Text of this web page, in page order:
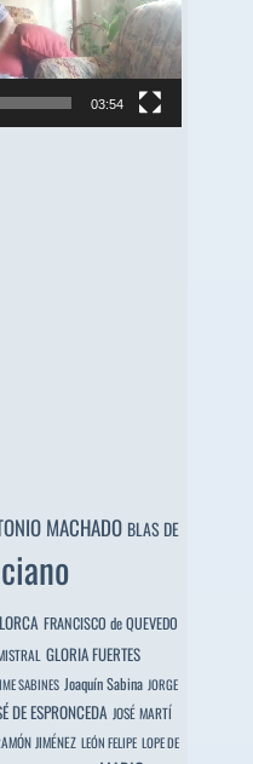
03:54
MACHADO BLAS DE
FRANCISCO de QUEVEDO
GLORIA FUERTES
SABINES Joaquín Sabina JORGE
DE ESPRONCEDA JOSÉ MARTÍ
JIMÉNEZ LEÓN FELIPE LOPE DE